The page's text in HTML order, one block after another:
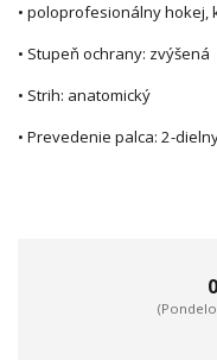
• poloprofesionálny
• Stupeň ochrany: zvýšená
• Strih: anatomický
• Prevedenie palca: 2-